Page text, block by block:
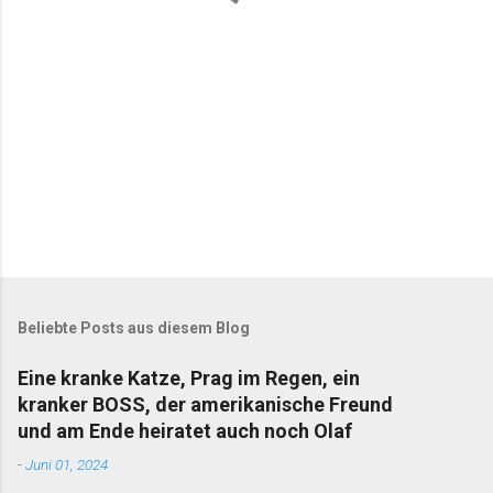
Beliebte Posts aus diesem Blog
Eine kranke Katze, Prag im Regen, ein
kranker BOSS, der amerikanische Freund
und am Ende heiratet auch noch Olaf
-Juni 01, 2024